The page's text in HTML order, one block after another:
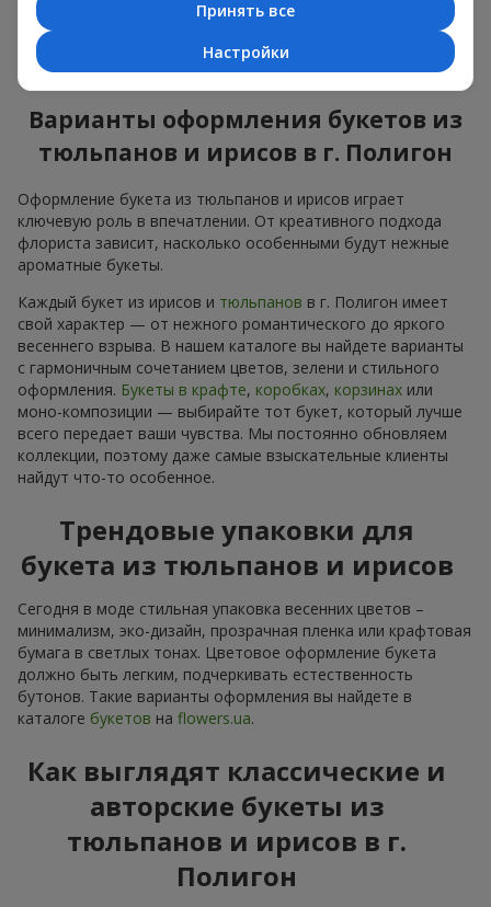
тюльпанов и ирисов выглядит свежо и элегантно. Желтые
тюльпаны дарят ощущение радости, а
синие и фиолетовые
ирисы
– спокойствие и стабильность. Такой букет создаёт
яркое весеннее настроение и заряжает позитивом.
Варианты оформления букетов из
тюльпанов и ирисов в г. Полигон
Оформление букета из тюльпанов и ирисов играет
ключевую роль в впечатлении. От креативного подхода
флориста зависит, насколько особенными будут нежные
ароматные букеты.
Каждый букет из ирисов и тюльпанов в г. Полигон имеет
свой характер — от нежного романтического до яркого
весеннего взрыва. В нашем каталоге вы найдете варианты
с гармоничным сочетанием цветов, зелени и стильного
оформления. Букеты в крафте, коробках, корзинах или
моно-композиции — выбирайте тот букет, который лучше
всего передает ваши чувства. Мы постоянно обновляем
коллекции, поэтому даже самые взыскательные клиенты
найдут что-то особенное.
Трендовые упаковки для
букета из тюльпанов и ирисов
Сегодня в моде стильная упаковка весенних цветов –
минимализм, эко-дизайн, прозрачная пленка или крафтовая
бумага в светлых тонах. Цветовое оформление букета
должно быть легким, подчеркивать естественность
бутонов. Такие варианты оформления вы найдете в
каталоге букетов на flowers.ua.
Как выглядят классические и
авторские букеты из
тюльпанов и ирисов в г.
Полигон
Принять все
Настройки